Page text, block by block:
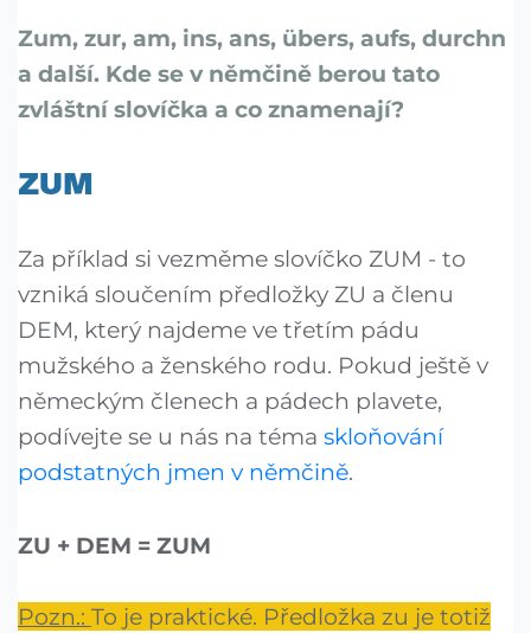
Zum, zur, am, ins, ans, übers, aufs, durchn
a další. Kde se v němčině berou tato
zvláštní slovíčka a co znamenají?
ZUM
Za příklad si vezměme slovíčko ZUM - to
vzniká sloučením předložky ZU a členu
DEM, který najdeme ve třetím pádu
mužského a ženského rodu. Pokud ještě v
německým členech a pádech plavete,
podívejte se u nás na téma skloňování
podstatných jmen v němčině.
ZU + DEM = ZUM
Pozn.: To je praktické. Předložka zu je totiž